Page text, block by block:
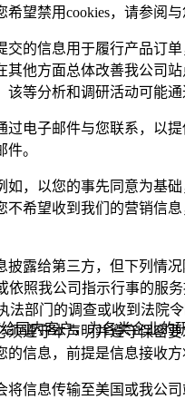
国内客户，为各类企业
望禁用cookies，请参阅
交的信息用于履行产品订
他方面总体改善我公司
等分析和调研活动可能
电子邮件与您联系，以
。
，以您的事先同意为基
希望收到我们的营销信
披露给第三方，但下列情
照我公司指示行事的服
法部门的调查或收到法院
遵守本声明并遵守保密
信息，前提是信息接收方
信息传输至美国或我公司